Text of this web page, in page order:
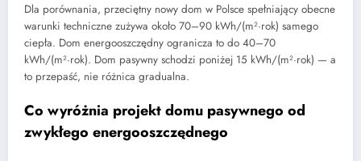
Dla porównania, przeciętny nowy dom w Polsce spełniający obecne
warunki techniczne zużywa około 70–90 kWh/(m²·rok) samego
ciepła. Dom energooszczędny ogranicza to do 40–70
kWh/(m²·rok). Dom pasywny schodzi poniżej 15 kWh/(m²·rok) — a
to przepaść, nie różnica gradualna.
Co wyróżnia projekt domu pasywnego od
zwykłego energooszczędnego